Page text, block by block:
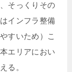
そっくりその
インフラ整備
すいため）こ
エリアにおい
る。